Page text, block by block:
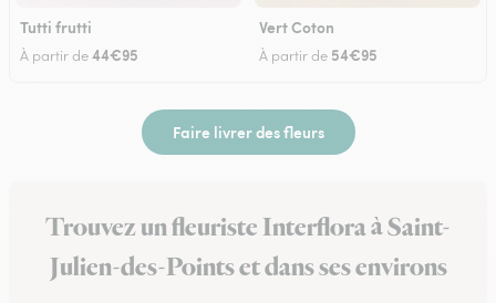
Tutti frutti
À partir de44€95
Vert Coton
À partir de 54€95
Faire livrer des fleurs
Trouvez un fleuriste Interflora à Saint-
Julien-des-Points et dans ses environs